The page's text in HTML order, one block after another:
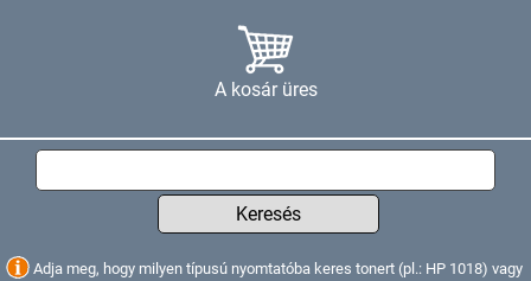
A kosár üres
Keresés
Adja meg, hogy milyen típusú nyomtatóba keres tonert (pl.: HP 1018) vagy